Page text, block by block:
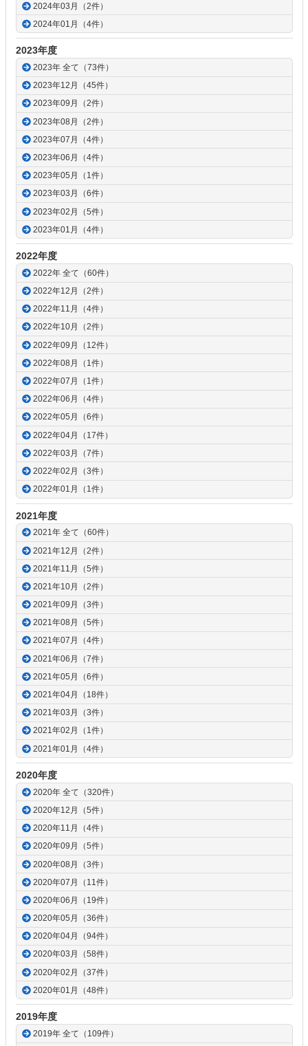
2024年03月（2件）
2024年01月（4件）
2023年度
2023年 全て（73件）
2023年12月（45件）
2023年09月（2件）
2023年08月（2件）
2023年07月（4件）
2023年06月（4件）
2023年05月（1件）
2023年03月（6件）
2023年02月（5件）
2023年01月（4件）
2022年度
2022年 全て（60件）
2022年12月（2件）
2022年11月（4件）
2022年10月（2件）
2022年09月（12件）
2022年08月（1件）
2022年07月（1件）
2022年06月（4件）
2022年05月（6件）
2022年04月（17件）
2022年03月（7件）
2022年02月（3件）
2022年01月（1件）
2021年度
2021年 全て（60件）
2021年12月（2件）
2021年11月（5件）
2021年10月（2件）
2021年09月（3件）
2021年08月（5件）
2021年07月（4件）
2021年06月（7件）
2021年05月（6件）
2021年04月（18件）
2021年03月（3件）
2021年02月（1件）
2021年01月（4件）
2020年度
2020年 全て（320件）
2020年12月（5件）
2020年11月（4件）
2020年09月（5件）
2020年08月（3件）
2020年07月（11件）
2020年06月（19件）
2020年05月（36件）
2020年04月（94件）
2020年03月（58件）
2020年02月（37件）
2020年01月（48件）
2019年度
2019年 全て（109件）